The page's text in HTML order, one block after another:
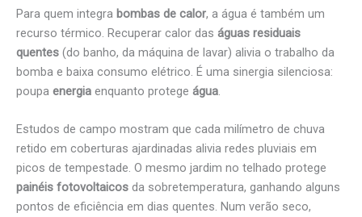
Para quem integra bombas de calor, a água é também um
recurso térmico. Recuperar calor das águas residuais
quentes (do banho, da máquina de lavar) alivia o trabalho da
bomba e baixa consumo elétrico. É uma sinergia silenciosa:
poupa energia enquanto protege água
Estudos de campo mostram que cada milímetro de chuva
retido em coberturas ajardinadas alivia redes pluviais em
picos de tempestade. O mesmo jardim no telhado protege
painéis fotovoltaicos da sobretemperatura, ganhando alguns
pontos de eficiência em dias quentes. Num verão seco,